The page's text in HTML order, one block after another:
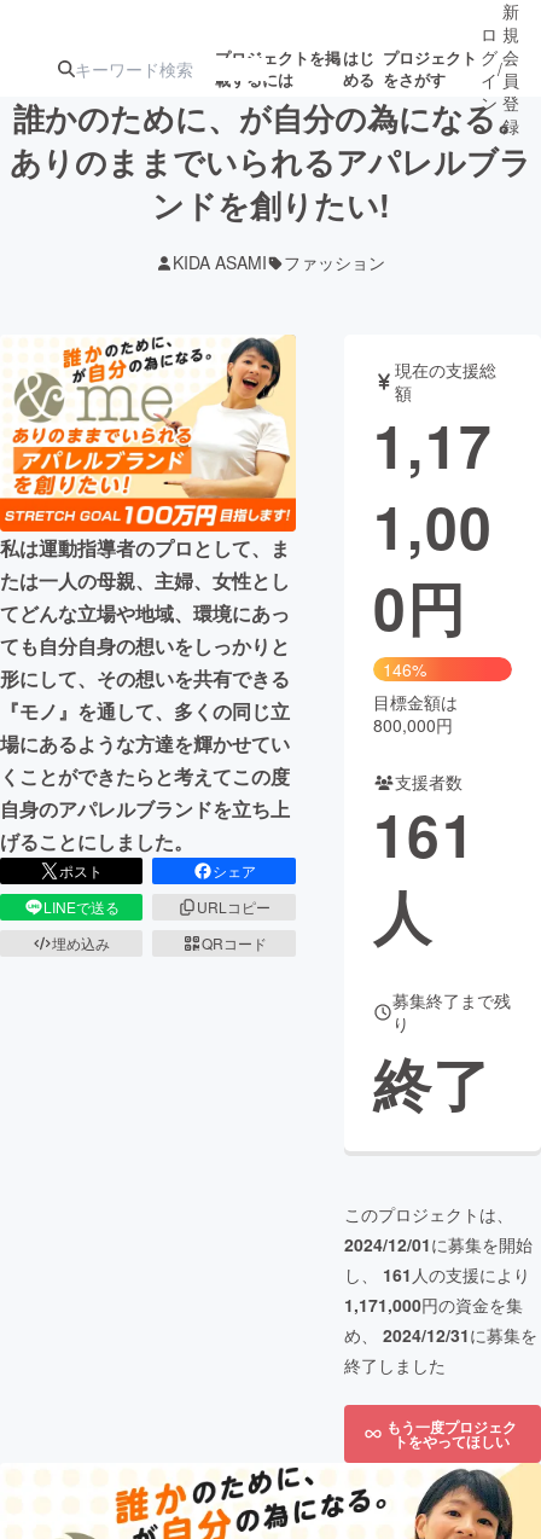
プロジェクトを掲
載するには
はじ
める
プロジェクト
をさがす
注目のリ 注目の新着プロ
ジェクト
募集終了が近いプ
テクノロジー・ガジェット
映像・映画 書籍・雑誌
ビジネス・起業 チャレンジ
まちづくり・地域活性化
CAMPFIRE for Social Good
CAMPFIRE Creation
CAMPFIREふるさと納税machi-ya コミュニティ
ロ
グ
イ
ン
/
新
規
会
員
登
録
誰かのために、が自分の為になる。
ありのままでいられるアパレルブラ
ンドを創りたい!
KIDA ASAMI ファッション
私は運動指導者のプロとして、ま
たは一人の母親、主婦、女性とし
てどんな立場や地域、環境にあっ
ても自分自身の想いをしっかりと
形にして、その想いを共有できる
『モノ』を通して、多くの同じ立
場にあるような方達を輝かせてい
くことができたらと考えてこの度
自身のアパレルブランドを立ち上
げることにしました。
ポスト
シェア
LINEで送る
URLコピー
埋め込み
QRコード
現在の支援総
額
1,17
1,00
0円
146%
目標金額は
800,000円
支援者数
161
人
募集終了まで残
り
終了
このプロジェクトは、
2024/12/01に募集を開始
し、 161 人の支援により
1,171,000円の資金を集
め、 2024/12/31に募集を
終了しました
もう一度プロジェク
トをやってほしい